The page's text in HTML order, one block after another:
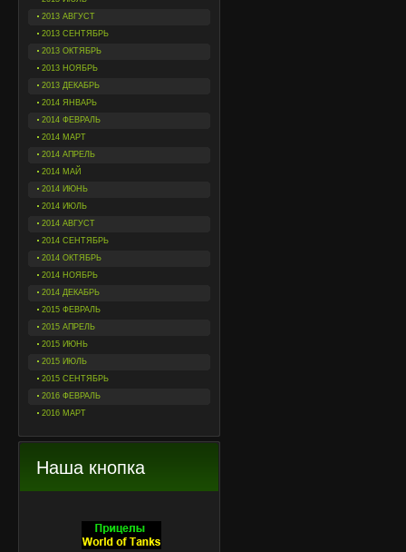
2013 АВГУСТ
2013 СЕНТЯБРЬ
2013 ОКТЯБРЬ
2013 НОЯБРЬ
2013 ДЕКАБРЬ
2014 ЯНВАРЬ
2014 ФЕВРАЛЬ
2014 МАРТ
2014 АПРЕЛЬ
2014 МАЙ
2014 ИЮНЬ
2014 ИЮЛЬ
2014 АВГУСТ
2014 СЕНТЯБРЬ
2014 ОКТЯБРЬ
2014 НОЯБРЬ
2014 ДЕКАБРЬ
2015 ФЕВРАЛЬ
2015 АПРЕЛЬ
2015 ИЮНЬ
2015 ИЮЛЬ
2015 СЕНТЯБРЬ
2016 ФЕВРАЛЬ
2016 МАРТ
Наша кнопка